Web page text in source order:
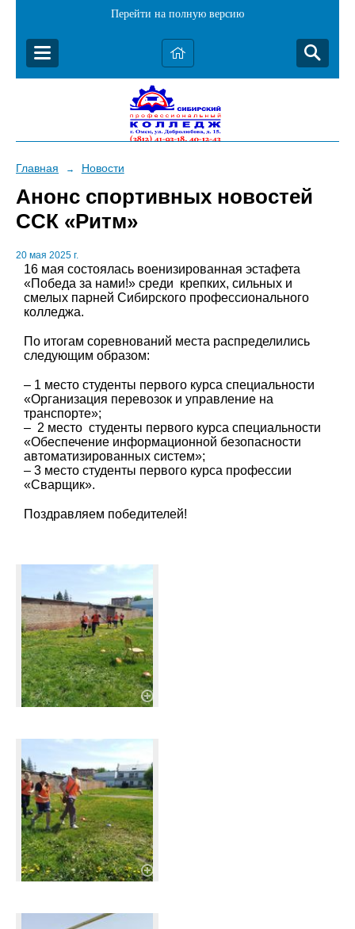
Перейти на полную версию
Главная → Новости
Анонс спортивных новостей
ССК «Ритм»
20 мая 2025 г.
16 мая состоялась военизированная эстафета
«Победа за нами!» среди крепких, сильных и
смелых парней Сибирского профессионального
колледжа.
По итогам соревнований места распределились
следующим образом:
– 1 место студенты первого курса специальности
«Организация перевозок и управление на
транспорте»;
– 2 место студенты первого курса специальности
«Обеспечение информационной безопасности
автоматизированных систем»;
– 3 место студенты первого курса профессии
«Сварщик».
Поздравляем победителей!